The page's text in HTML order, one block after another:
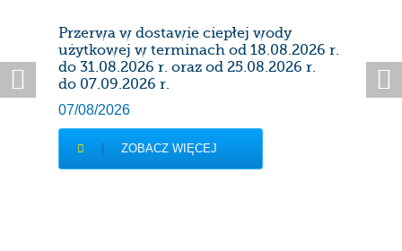
Przerwa w dostawie ciepłej wody
użytkowej w terminach od 18.08.2026 r.
do 31.08.2026 r. oraz od 25.08.2026 r.
do 07.09.2026 r.
07/08/2026
ZOBACZ WIĘCEJ
28/